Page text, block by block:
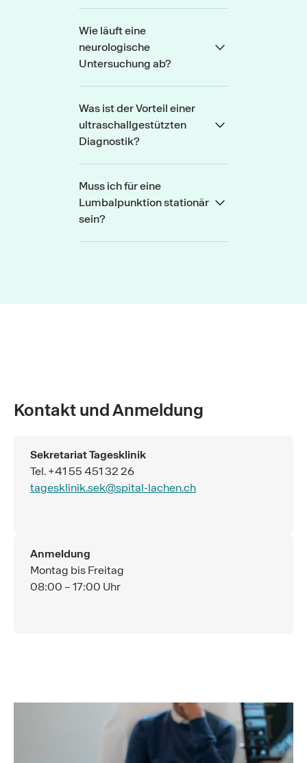
Wie läuft eine
neurologische
Untersuchung ab?
Was ist der Vorteil einer
ultraschallgestützten
Diagnostik?
Muss ich für eine
Lumbalpunktion stationär
sein?
Kontakt und Anmeldung
Sekretariat Tagesklinik
Tel. +41 55 451 32 26
tagesklinik.sek@spital-lachen.ch
Anmeldung
Montag bis Freitag
08:00 – 17:00 Uhr